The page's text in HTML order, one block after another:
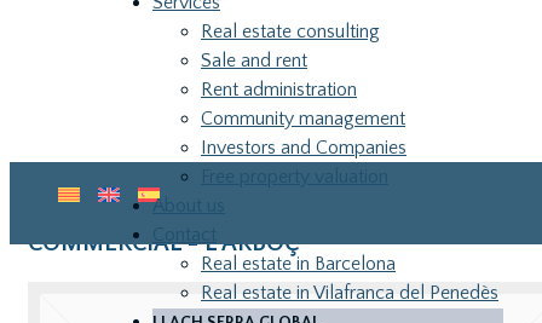
Real estate consulting
Sale and rent
Rent administration
Community management
Investors and Companies
Free property valuation
About us
Contact
Real estate in Barcelona
Real estate in Vilafranca del Penedès
COMMERCIAL - L ARBOÇ